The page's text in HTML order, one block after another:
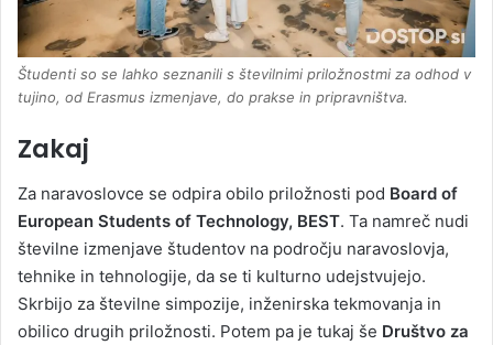
Študenti so se lahko seznanili s številnimi priložnostmi za odhod v
tujino, od Erasmus izmenjave, do prakse in pripravništva.
Zakaj
Za naravoslovce se odpira obilo priložnosti pod Board of
European Students of Technology, BEST. Ta namreč nudi
številne izmenjave študentov na področju naravoslovja,
tehnike in tehnologije, da se ti kulturno udejstvujejo.
Skrbijo za številne simpozije, inženirska tekmovanja in
obilico drugih priložnosti. Potem pa je tukaj še Društvo za